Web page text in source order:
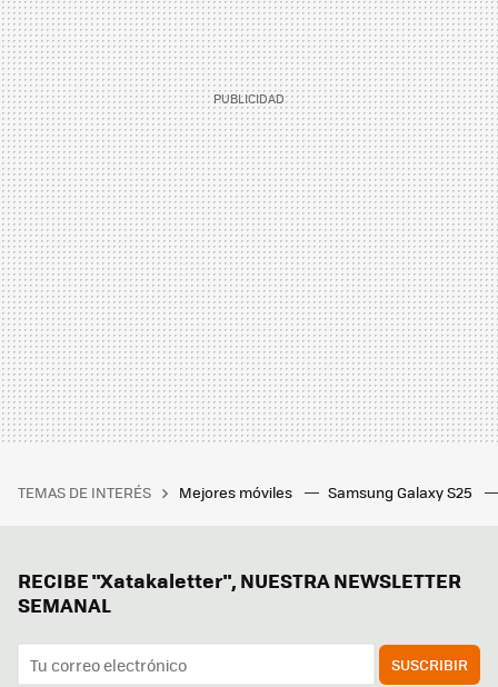
TEMAS DE INTERÉS Mejores móviles Samsung Galaxy S25
RECIBE "Xatakaletter", NUESTRA NEWSLETTER
SEMANAL
SUSCRIBIR